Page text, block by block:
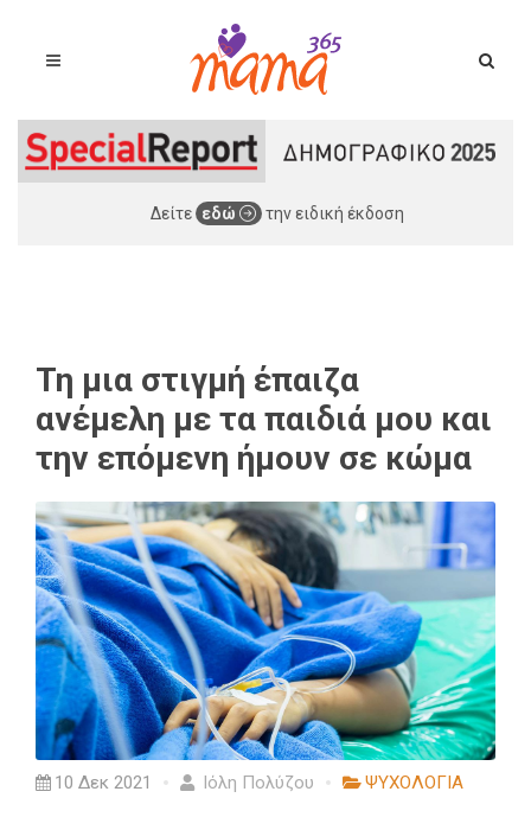
Δείτε εδώ την ειδική έκδοση
Τη μια στιγμή έπαιζα
ανέμελη με τα παιδιά μου και
την επόμενη ήμουν σε κώμα
10 Δεκ 2021 Ιόλη Πολύζου ΨΥΧΟΛΟΓΙΑ